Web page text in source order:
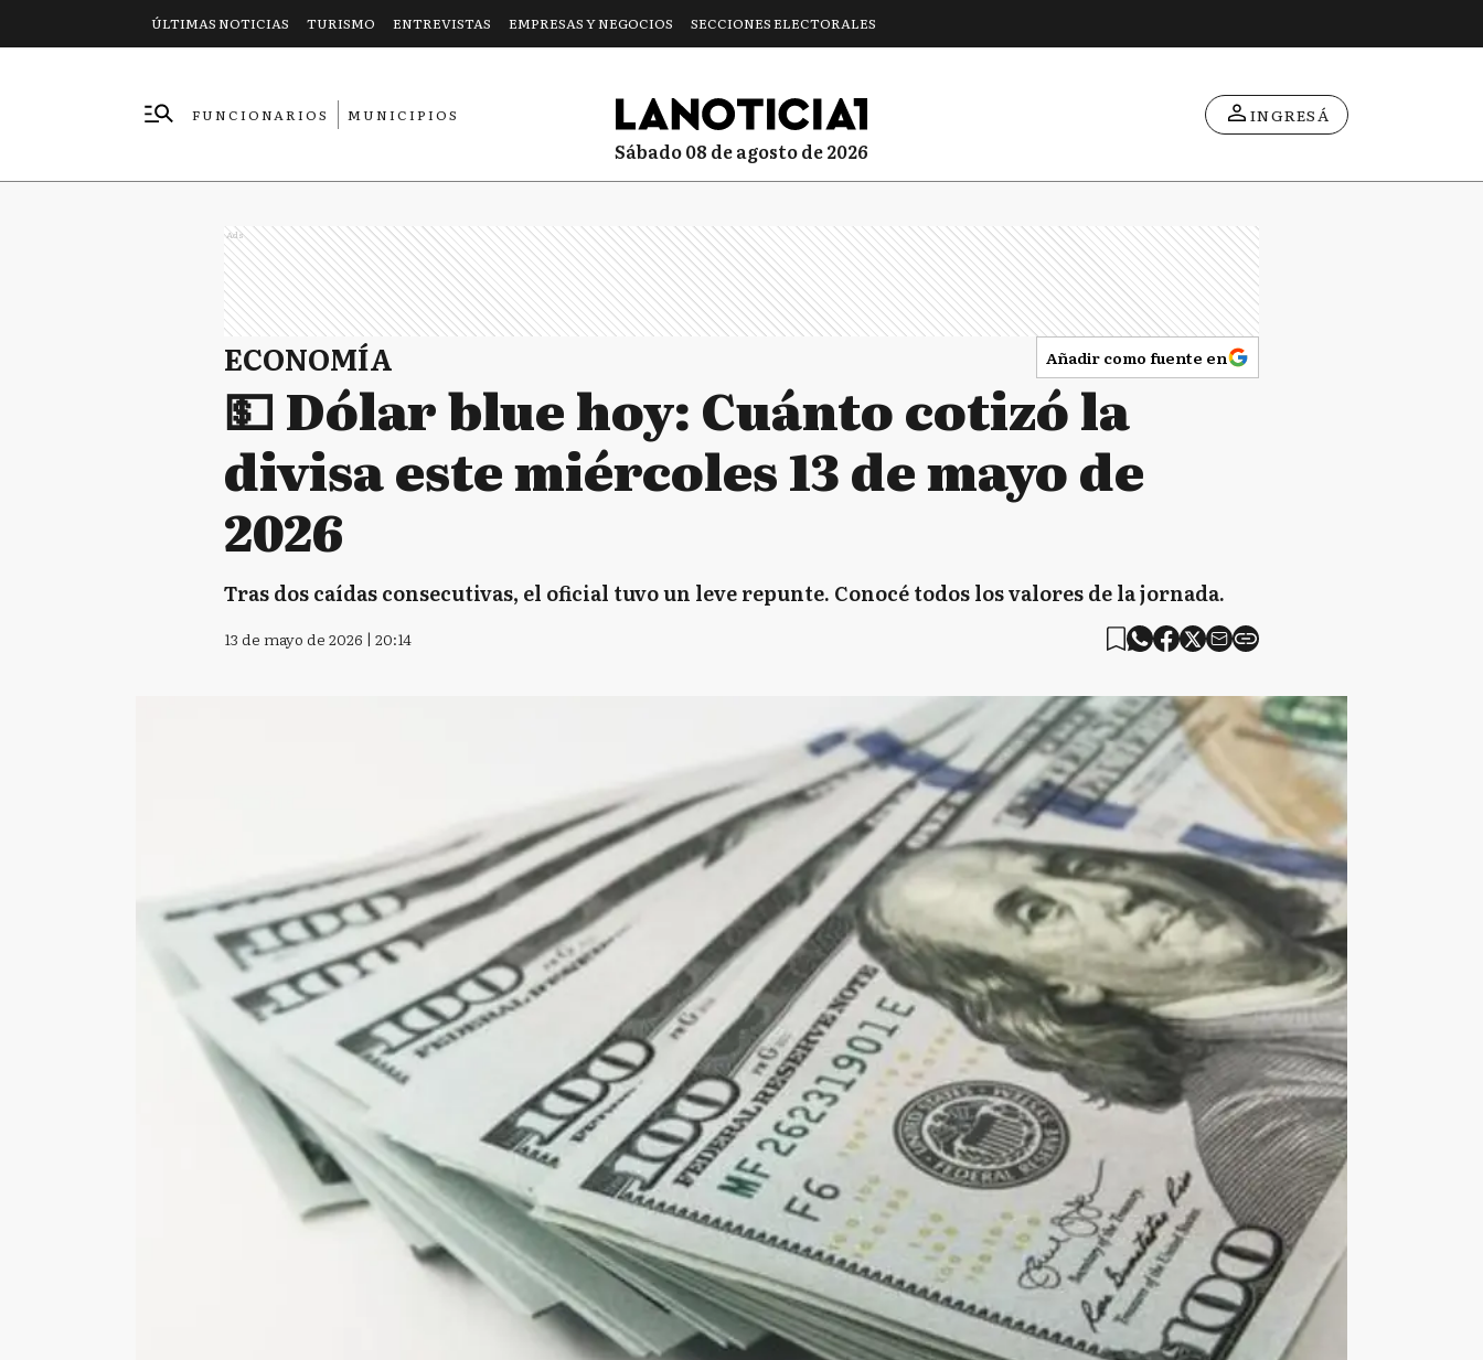
ÚLTIMAS NOTICIAS TURISMO ENTREVISTAS EMPRESAS Y NEGOCIOS SECCIONES ELECTORALES
FUNCIONARIOS
MUNICIPIOS
sábado 08 de agosto de 2026
INGRESÁ
Ads
ECONOMÍA Añadir como fuente en
💵 Dólar blue hoy: Cuánto cotizó la
divisa este miércoles 13 de mayo de
2026
Tras dos caídas consecutivas, el oficial tuvo un leve repunte. Conocé todos los valores de la jornada.
13 de mayo de 2026 | 20:14